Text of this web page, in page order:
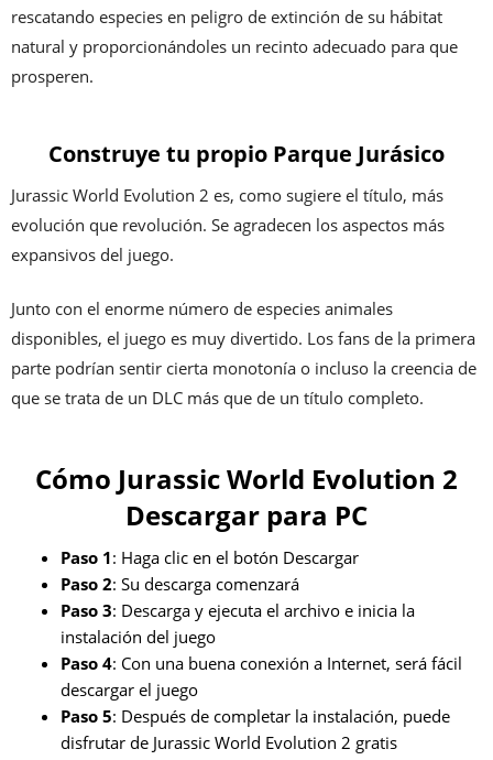
rescatando especies en peligro de extinción de su hábitat
natural y proporcionándoles un recinto adecuado para que
prosperen.
Construye tu propio Parque Jurásico
Jurassic World Evolution 2 es, como sugiere el título, más
evolución que revolución. Se agradecen los aspectos más
expansivos del juego.
Junto con el enorme número de especies animales
disponibles, el juego es muy divertido. Los fans de la primera
parte podrían sentir cierta monotonía o incluso la creencia de
que se trata de un DLC más que de un título completo.
Cómo Jurassic World Evolution 2
Descargar para PC
Paso 1: Haga clic en el botón Descargar
Paso 2: Su descarga comenzará
Paso 3: Descarga y ejecuta el archivo e inicia la
instalación del juego
Paso 4: Con una buena conexión a Internet, será fácil
descargar el juego
Paso 5: Después de completar la instalación, puede
disfrutar de Jurassic World Evolution 2 gratis